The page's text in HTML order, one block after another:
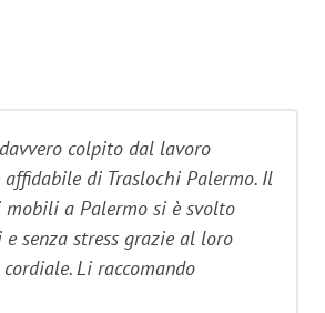
colpito dal lavoro
affidabile di Traslochi Palermo. Il
a Palermo si è svolto
senza stress grazie al loro
Li raccomando